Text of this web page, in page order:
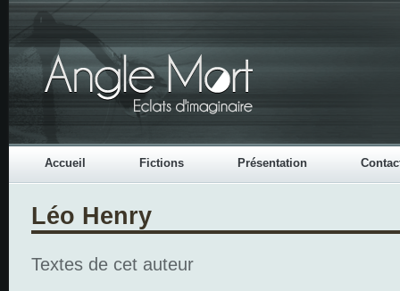
Accueil Fictions Présentation
Léo Henry
Textes de cet auteur